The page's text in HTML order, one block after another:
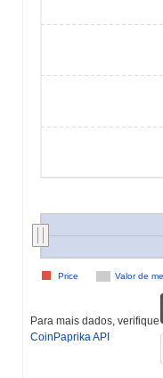
Valor de
Price
Para mais dados, verifique
CoinPaprika API